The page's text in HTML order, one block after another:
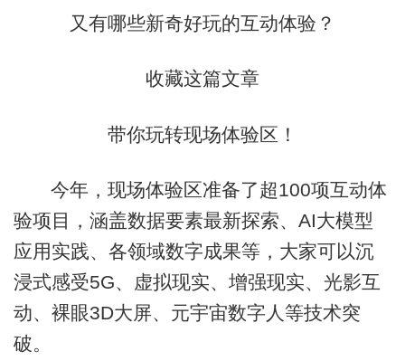
又有哪些新奇好玩的互动体验？
收藏这篇文章
带你玩转现场体验区！
今年，现场体验区准备了超100项互动体
验项目，涵盖数据要素最新探索、AI大模型
应用实践、各领域数字成果等，大家可以沉
浸式感受5G、虚拟现实、增强现实、光影互
动、裸眼3D大屏、元宇宙数字人等技术突
破。